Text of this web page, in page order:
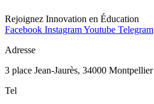
Rejoignez Innovation en Éducation
Facebook InstagramYoutube Telegram
Adresse
3 place Jean-Jaurès, 34000 Montpellier
Tel